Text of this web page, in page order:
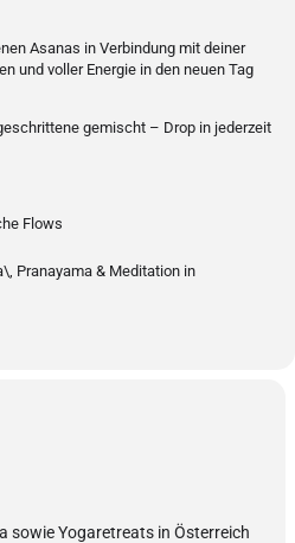
Asanas in Verbindung mit deiner
und voller Energie in den neuen Tag
gemischt – Drop in jederzeit
Flows
Pranayama & Meditation in
sowie Yogaretreats in Österreich